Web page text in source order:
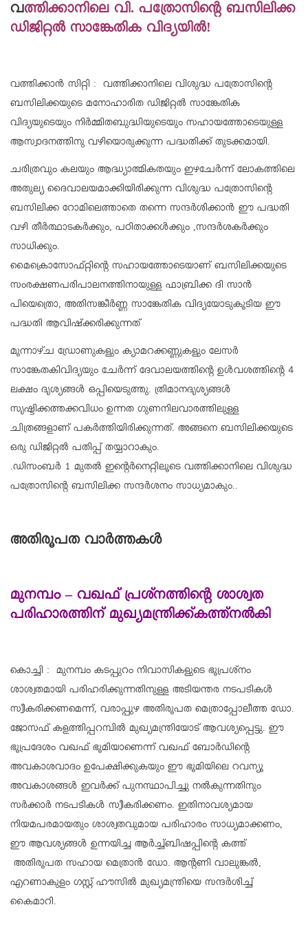
വത്തിക്കാനിലെ വി. പത്രോസിന്റെ ബസിലിക്ക
ഡിജിറ്റല്‍ സാങ്കേതിക വിദ്യയില്‍!
വത്തിക്കാൻ സിറ്റി : വത്തിക്കാനിലെ വിശുദ്ധ പത്രോസിന്റെ
ബസിലിക്കയുടെ മനോഹാരിത ഡിജിറ്റല്‍ സാങ്കേതിക
വിദ്യയുടെയും നിര്‍മ്മിതബുദ്ധിയുടെയും സഹായത്തോടെയുള്ള
ആസ്വാദനത്തിനു വഴിയൊരുക്കുന്ന പദ്ധതിക്ക് തുടക്കമായി.
ചരിത്രവും കലയും ആദ്ധ്യാത്മികതയും ഇഴചേര്‍ന്ന് ലോകത്തിലെ
അതുല്യ ദൈവാലയമാക്കിയിരിക്കുന്ന വിശുദ്ധ പത്രോസിന്റെ
ബസിലിക്ക റോമിലെത്താതെ തന്നെ സന്ദര്‍ശിക്കാന്‍ ഈ പദ്ധതി
വഴി തീര്‍ത്ഥാടകര്‍ക്കും, പഠിതാക്കള്‍ക്കും ,സന്ദര്‍ശകര്‍ക്കും
സാധിക്കും.
മൈക്രൊസോഫ്റ്റിന്റെ സഹായത്തോടെയാണ് ബസിലിക്കയുടെ
സംരക്ഷണപരിപാലനത്തിനായുള്ള ഫാബ്രിക്ക ദി സാന്‍
പിയെത്രൊ, അതിസങ്കീര്‍ണ്ണ സാങ്കേതിക വിദ്യയോടുകൂടിയ ഈ
പദ്ധതി ആവിഷ്‌ക്കരിക്കുന്നത്
മൂന്നാഴ്ച ഡ്രോണുകളും ക്യാമറക്കണ്ണുകളും ലേസര്‍
സാങ്കേതകിവിദ്യയും ചേര്‍ന്ന് ദേവാലയത്തിന്റെ ഉള്‍വശത്തിന്റെ 4
ലക്ഷം ദൃശ്യങ്ങള്‍ ഒപ്പിയെടുത്തു. ത്രിമാനദൃശ്യങ്ങള്‍
സൃഷ്ടിക്കത്തക്കവിധം ഉന്നത ഗുണനിലവാരത്തിലുള്ള
ചിത്രങ്ങളാണ് പകര്‍ത്തിയിരിക്കുന്നത്. അങ്ങനെ ബസിലിക്കയുടെ
ഒരു ഡിജിറ്റല്‍ പതിപ്പ് തയ്യാറാകും.
.ഡിസംബര്‍ 1 മുതല്‍ ഇന്റെര്‍നെറ്റിലൂടെ വത്തിക്കാനിലെ വിശുദ്ധ
പത്രോസിന്റെ ബസിലിക്ക സന്ദര്‍ശനം സാധ്യമാകും..
അതിരൂപത വാർത്തകൾ
മുനമ്പം – വഖഫ് പ്രശ്‌നത്തിന്റെ ശാശ്വത
പരിഹാരത്തിന് മുഖ്യമന്ത്രിക്ക്കത്ത്നല്‍കി
കൊച്ചി : മുനമ്പം കടപ്പുറം നിവാസികളുടെ ഭൂപ്രശ്‌നം
ശാശ്വതമായി പരിഹരിക്കുന്നതിനുള്ള അടിയന്തര നടപടികള്‍
സ്വീകരിക്കണമെന്ന്, വരാപ്പുഴ അതിരൂപത മെത്രാപ്പോലീത്ത ഡോ.
ജോസഫ് കളത്തിപ്പറമ്പില്‍ മുഖ്യമന്ത്രിയോട് ആവശ്യപ്പെട്ടു. ഈ
ഭൂപ്രദേശം വഖഫ് ഭൂമിയാണെന്ന് വഖഫ് ബോര്‍ഡിന്റെ
അവകാശവാദം ഉപേക്ഷിക്കുകയും ഈ ഭൂമിയിലെ റവന്യൂ
അവകാശങ്ങള്‍ ഇവര്‍ക്ക് പുനസ്ഥാപിച്ചു നല്‍കുന്നതിനും
സര്‍ക്കാര്‍ നടപടികള്‍ സ്വീകരിക്കണം. ഇതിനാവശ്യമായ
നിയമപരമായതും ശാശ്വതവുമായ പരിഹാരം സാധ്യമാക്കണം,
ഈ ആവശ്യങ്ങള്‍ ഉന്നയിച്ച ആര്‍ച്ച്ബിഷപ്പിന്റെ കത്ത്
അതിരൂപത സഹായ മെത്രാന്‍ ഡോ. ആന്റണി വാലുങ്കല്‍,
എറണാകുളം ഗസ്റ്റ് ഹൗസില്‍ മുഖ്യമന്ത്രിയെ സന്ദര്‍ശിച്ച്
കൈമാറി.